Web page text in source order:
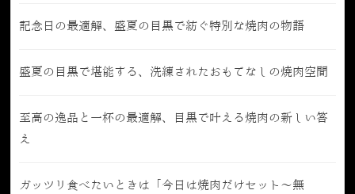
記念日の最適解、盛夏の目黒で紡ぐ特別な焼肉の物語
盛夏の目黒で堪能する、洗練されたおもてなしの焼肉空間
至高の逸品と一杯の最適解、目黒で叶える焼肉の新しい答
え
ガッツリ食べたいときは「今日は焼肉だけセット〜無